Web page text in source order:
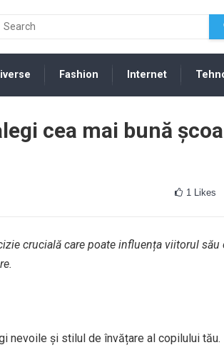
Fashion Internet
cea mai bună
1 Likes
crucială care poate influența viitorul său
nevoile și stilul de învățare al copilului tău.